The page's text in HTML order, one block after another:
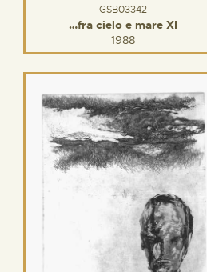
GSB03342
…fra cielo e mare XI
1988